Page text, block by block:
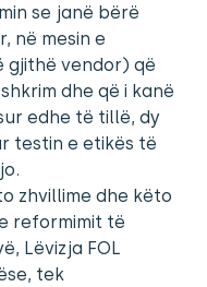
se janë bërë
në mesin e
gjithë vendor) që
dhe që i kanë
edhe të tillë, dy
testin e etikës të
zhvillime dhe këto
reformimit të
Lëvizja FOL
tek